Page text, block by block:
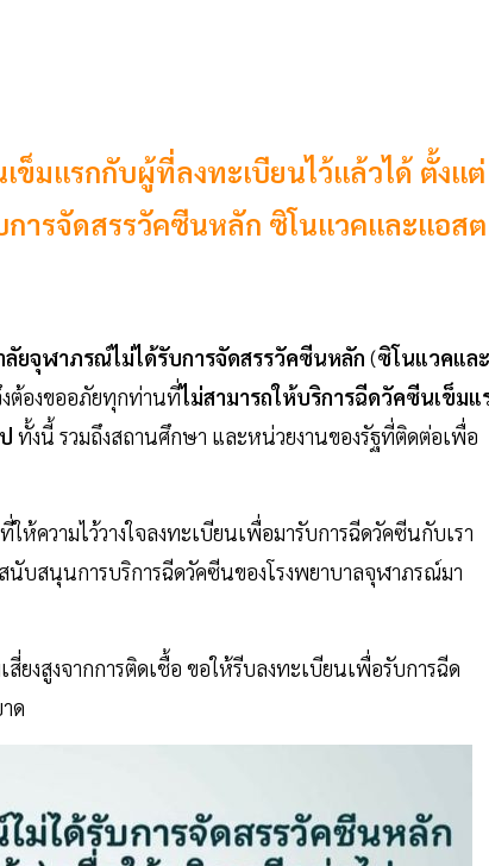
มแรกกับผู้ที่ลงทะเบียนไว้แล้วได้ ตั้งแต่
ารจัดสรรวัคซีนหลัก ซิโนแวคและแอสต
ลัยจุฬาภรณ์ไม่ได้รับการจัดสรรวัคซีนหลัก (ซิโนแวคและ
ต้องขออภัยทุกท่านที่ไม่สามารถให้บริการฉีดวัคซีนเข็มแ
ทั้งนี้ รวมถึงสถานศึกษา และหน่วยงานของรัฐที่ติดต่อเพื่อ
วามไว้วางใจลงทะเบียนเพื่อมารับการฉีดวัคซีนกับเรา
บสนุนการบริการฉีดวัคซีนของโรงพยาบาลจุฬาภรณ์มา
ยงสูงจากการติดเชื้อ ขอให้รีบลงทะเบียนเพื่อรับการฉีด
ด